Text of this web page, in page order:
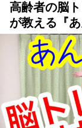
高齢者の脳
が教える『